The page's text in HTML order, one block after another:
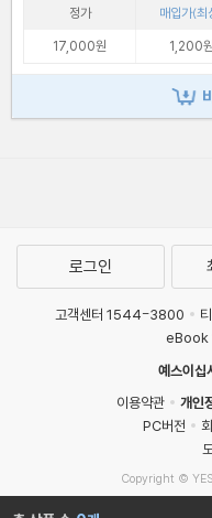
정가 매입가(최
17,000원
1,200원
로그인
고객센터 1544-3800
eBook
예스이십
이용약관
개인
PC버전
Copyright ©
MATOM13